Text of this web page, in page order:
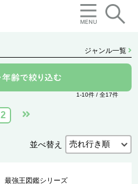
ジャンル一覧
1-10件 / 全17件
2
並べ替え
最強王図鑑シリーズ